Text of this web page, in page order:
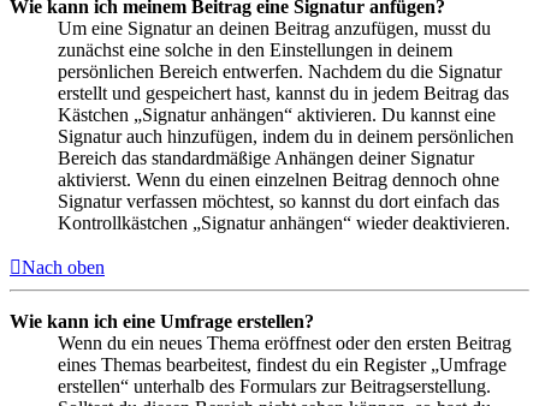
Wie kann ich meinem Beitrag eine Signatur anfügen?
Um eine Signatur an deinen Beitrag anzufügen, musst du
zunächst eine solche in den Einstellungen in deinem
persönlichen Bereich entwerfen. Nachdem du die Signatur
erstellt und gespeichert hast, kannst du in jedem Beitrag das
Kästchen „Signatur anhängen“ aktivieren. Du kannst eine
Signatur auch hinzufügen, indem du in deinem persönlichen
Bereich das standardmäßige Anhängen deiner Signatur
aktivierst. Wenn du einen einzelnen Beitrag dennoch ohne
Signatur verfassen möchtest, so kannst du dort einfach das
Kontrollkästchen „Signatur anhängen“ wieder deaktivieren.
Nach oben
Wie kann ich eine Umfrage erstellen?
Wenn du ein neues Thema eröffnest oder den ersten Beitrag
eines Themas bearbeitest, findest du ein Register „Umfrage
erstellen“ unterhalb des Formulars zur Beitragserstellung.